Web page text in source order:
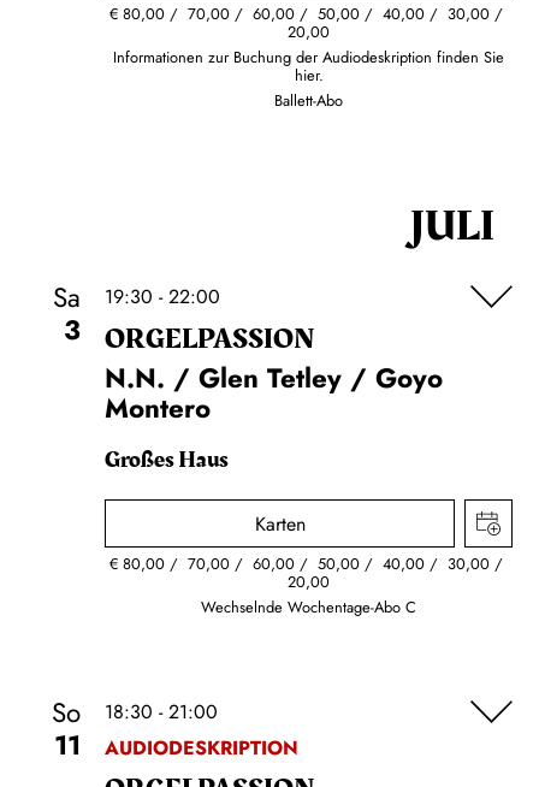
€80,00 70,00 60,00 50,00 40,00 30,00
20,00
Informationen zur Buchung der Audiodeskription finden Sie
hier.
Ballett-Abo
JULI
Sa
3
19:30 - 22:00
ORGEL­PASSION
N.N. / Glen Tetley / Goyo
Montero
Großes Haus
Karten
€80,00 70,00 60,00 50,00 40,00 30,00
20,00
Wechselnde Wochentage-Abo C
So
11
18:30 - 21:00
AUDIODESKRIPTION